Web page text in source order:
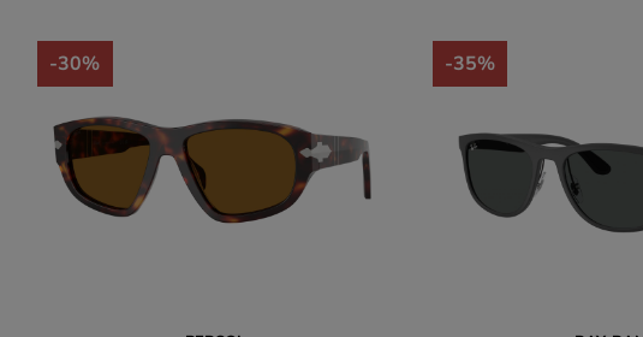
-30% -35%